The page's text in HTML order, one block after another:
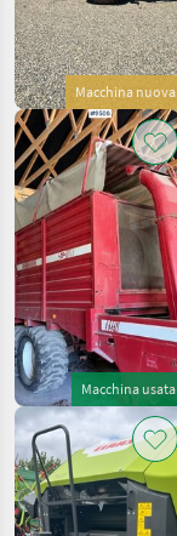
Macchina nuova
Macchina usata